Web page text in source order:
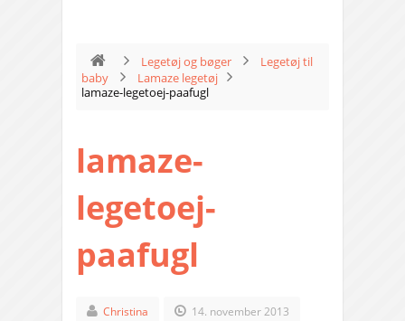
Legetøj og bøger
Legetøj til
baby
Lamaze legetøj
lamaze-legetoej-paafugl
lamaze-
legetoej-
paafugl
Christina 14. november 2013